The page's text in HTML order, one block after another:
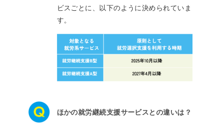
ビスごとに、以下のように決められていま
す。
ほかの就労継続支援サービスとの違いは？